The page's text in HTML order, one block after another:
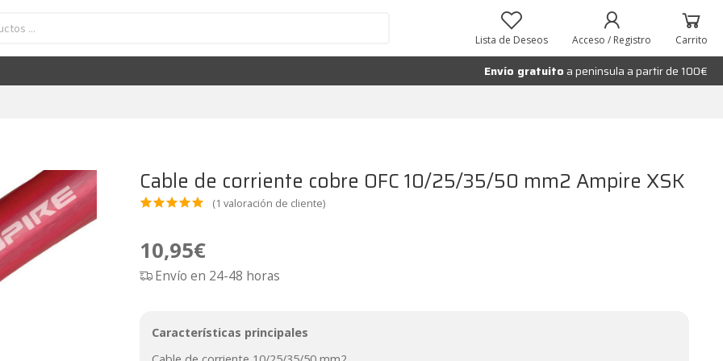
Lista de Deseos Acceso / Registro Carrito
Envío gratuito a peninsula a partir de 100€
Cable de corriente cobre OFC 10/25/35/50 mm2 Ampire XSK
do
5.00
sobre 5
basado
(1 valoración de cliente)
10,95€
Envío en 24-48 horas
Características principales
Añadir al carrito